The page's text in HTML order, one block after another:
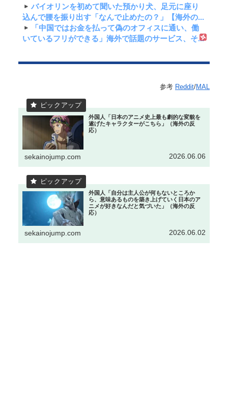
バイオリンを初めて聞いた預かり犬、足元に座り
込んで腰を振り出す「なんで止めたの？」【海外の...
「中国ではお金を払って偽のオフィスに通い、働
いているフリができる」海外で話題のサービス、そ...
参考 Reddit/MAL
外国人「日本のアニメ史上最も劇的な変貌を
遂げたキャラクターがこちら」（海外の反
応）
sekainojump.com 2026.06.06
外国人「自分は主人公が何もないところか
ら、意味あるものを築き上げていく日本のア
ニメが好きなんだと気づいた」（海外の反
応）
sekainojump.com 2026.06.02